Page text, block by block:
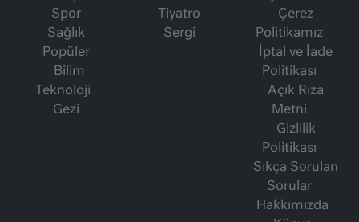
Spor
Sağlık
Popüler
Bilim
Teknoloji
Gezi
Tiyatro
Sergi
Çerez
Politikamız
İptal ve İade
Politikası
Açık Rıza
Metni
Gizlilik
Politikası
Sıkça Sorulan
Sorular
Hakkımızda